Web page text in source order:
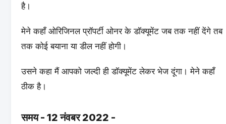
है।
मेने कहाँ ओरिजिनल प्रॉपर्टी ओनर के डॉक्यूमेंट जब तक नहीं देंगे तब
तक कोई बयाना या डील नहीं होगी।
उसने कहा मैं आपको जल्दी ही डॉक्यूमेंट लेकर भेज दूंगा। मेने कहाँ
ठीक है।
समय - 12 नंवबर 2022 -